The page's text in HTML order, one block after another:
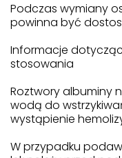
Podczas wymiany
powinna być
Informacje
stosowania
Roztwory albuminy
wodą do
wystąpienie
W przypadku